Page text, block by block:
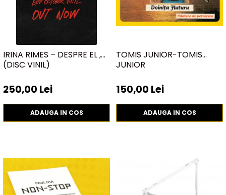
Viniluri Românești
Colecția Electrecord
IRINA RIMES – DESPRE EL ,
(DISC VINIL)
250,00 Lei
ADAUGA IN COS
TOMIS JUNIOR-TOMIS
JUNIOR
150,00 Lei
ADAUGA IN COS